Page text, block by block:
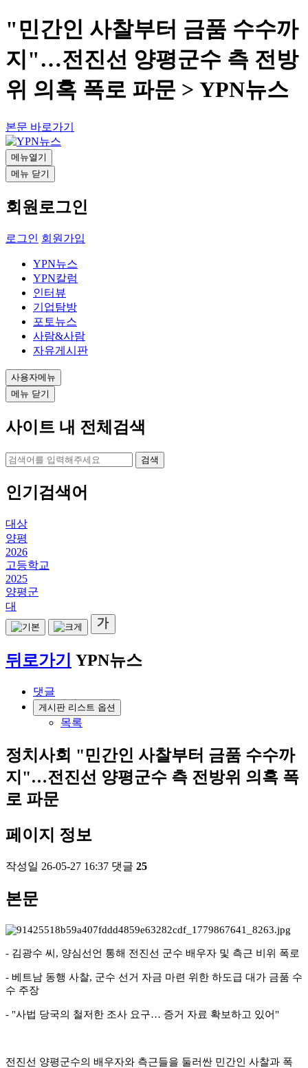
"민간인 사찰부터 금품 수수까
지"…전진선 양평군수 측 전방
위 의혹 폭로 파문 > YPN뉴스
본문 바로가기
메뉴열기
메뉴 닫기
회원로그인
로그인 회원가입
YPN뉴스
YPN칼럼
인터뷰
기업탐방
포토뉴스
사람&사람
자유게시판
사용자메뉴
메뉴 닫기
사이트 내 전체검색
검색
인기검색어
대상
양평
2026
고등학교
2025
양평군
대
뒤로가기 YPN뉴스
댓글
게시판 리스트 옵션
목록
정치사회 "민간인 사찰부터 금품 수수까
지"…전진선 양평군수 측 전방위 의혹 폭
로 파문
페이지 정보
작성일 26-05-27 16:37 댓글 25
본문
- 김광수 씨, 양심선언 통해 전진선 군수 배우자 및 측근 비위 폭로
- 베트남 동행 사찰, 군수 선거 자금 마련 위한 하도급 대가 금품 수
수 주장
- "사법 당국의 철저한 조사 요구… 증거 자료 확보하고 있어"
​전진선 양평군수의 배우자와 측근들을 둘러싼 민간인 사찰과 폭